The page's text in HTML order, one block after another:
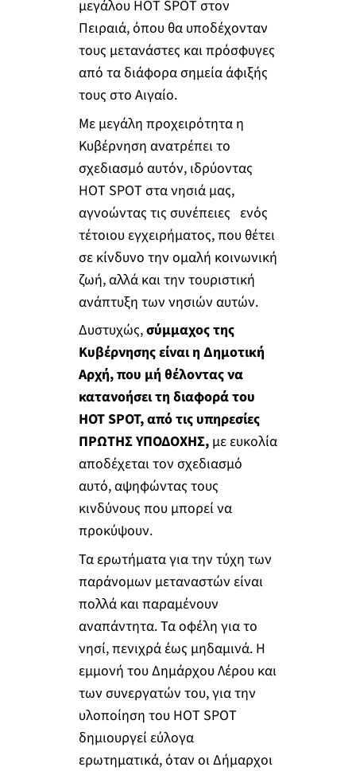
μεγάλου HOT SPOT στον
Πειραιά, όπου θα υποδέχονταν
τους μετανάστες και πρόσφυγες
από τα διάφορα σημεία άφιξής
τους στο Αιγαίο.
Με μεγάλη προχειρότητα η
Κυβέρνηση ανατρέπει το
σχεδιασμό αυτόν, ιδρύοντας
HOT SPOT στα νησιά μας,
αγνοώντας τις συνέπειες ενός
τέτοιου εγχειρήματος, που θέτει
σε κίνδυνο την ομαλή κοινωνική
ζωή, αλλά και την τουριστική
ανάπτυξη των νησιών αυτών.
Δυστυχώς,σύμμαχος της
Κυβέρνησης είναιη Δημοτική
Αρχή, που μή θέλοντας να
κατανοήσει τη διαφορά του
HOTSPOT, από τις υπηρεσίες
ΠΡΩΤΗΣ ΥΠΟΔΟΧΗΣ,με ευκολία
αποδέχεται τον σχεδιασμό
αυτό, αψηφώντας τους
κινδύνους που μπορεί να
προκύψουν.
Τα ερωτήματα για την τύχη των
παράνομων μεταναστών είναι
πολλά και παραμένουν
αναπάντητα. Τα οφέλη για το
νησί, πενιχρά έως μηδαμινά. Η
εμμονή του Δημάρχου Λέρου και
των συνεργατών του, για την
υλοποίηση του HOT SPOT
δημιουργεί εύλογα
ερωτηματικά, όταν οι Δήμαρχοι